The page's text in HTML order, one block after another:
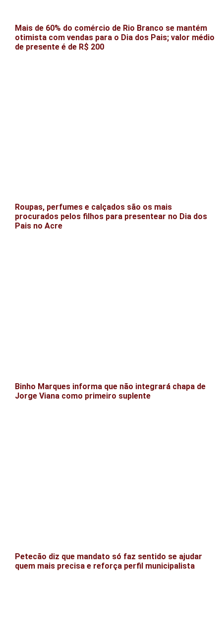
Mais de 60% do comércio de Rio Branco se mantém
otimista com vendas para o Dia dos Pais; valor médio
de presente é de R$ 200
Roupas, perfumes e calçados são os mais
procurados pelos filhos para presentear no Dia dos
Pais no Acre
Binho Marques informa que não integrará chapa de
Jorge Viana como primeiro suplente
Petecão diz que mandato só faz sentido se ajudar
quem mais precisa e reforça perfil municipalista